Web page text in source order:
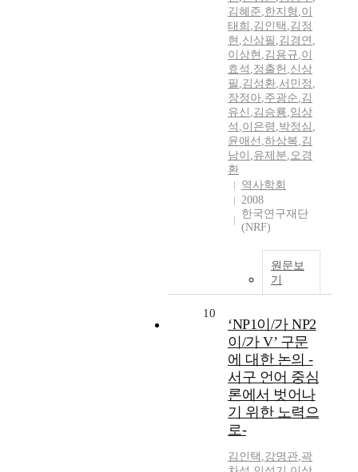
김혜준,한지형 ,이
태희 ,김인택 ,김정
현 ,신상필 ,김경연 ,
이상현 ,김용규,이
효석 ,정출헌 ,신상
필 ,김성환,서민정 ,
장정아,주광순,김
유신 ,김승룡,임상
석 ,이은령 ,박정심 ,
윤애선 ,하상복,김
남이 ,유제분,오경
환
역사학회
2008
한국연구재단
(NRF)
원문보
기
10
‘NP1이/가 NP2
이/가 V’ 구문
에 대한 논의 -
서구 언어 중심
론에서 벗어나
기 위한 노력으
로-
김인택 ,강명관,곽